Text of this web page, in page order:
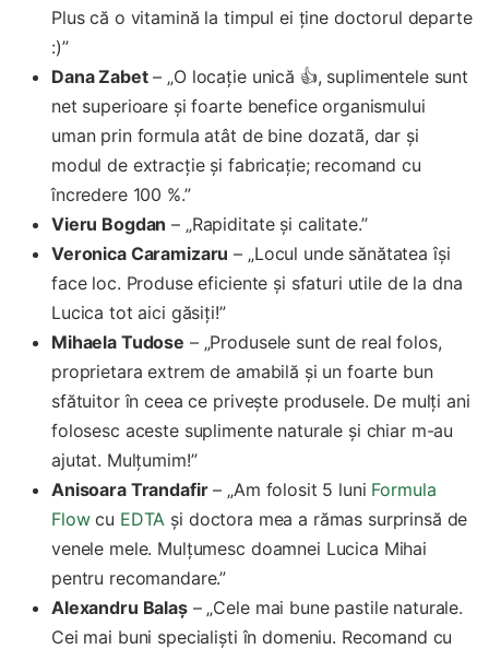
Plus că o vitamină la timpul ei ține doctorul departe
:)”
Dana Zabet– „O locație unică 👍, suplimentele sunt
net superioare și foarte benefice organismului
uman prin formula atât de bine dozatã, dar și
modul de extracție și fabricație; recomand cu
încredere 100 %.”
Vieru Bogdan – „Rapiditate și calitate.”
Veronica Caramizaru – „Locul unde sănătatea își
face loc. Produse eficiente și sfaturi utile de la dna
Lucica tot aici găsiți!”
Mihaela Tudose – „Produsele sunt de real folos,
proprietara extrem de amabilă și un foarte bun
sfătuitor în ceea ce privește produsele. De mulți ani
folosesc aceste suplimente naturale și chiar m-au
ajutat. Mulțumim!”
Anisoara Trandafir– „Am folosit 5 luni Formula
Flowcu EDTA și doctora mea a rămas surprinsă de
venele mele. Mulțumesc doamnei Lucica Mihai
pentru recomandare.”
Alexandru Balaș– „Cele mai bune pastile naturale.
Cei mai buni specialiști în domeniu. Recomand cu